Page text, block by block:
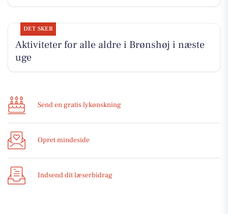
DET SKER
Aktiviteter for alle aldre i Brønshøj i næste
uge
Send en gratis lykønskning
Opret mindeside
Indsend dit læserbidrag